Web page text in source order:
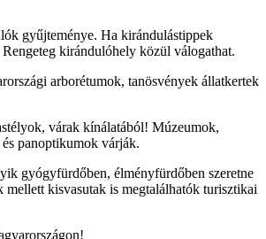
gyűjteménye. Ha kirándulástippek
kirándulóhely közül válogathat.
arborétumok, tanösvények állatkertek
várak kínálatából! Múzeumok,
panoptikumok várják.
gyógyfürdőben, élményfürdőben szeretne
kisvasutak is megtalálhatók turisztikai